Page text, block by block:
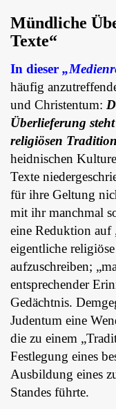
Mündliche
Texte“
In dieser
häufig
und Christentum:
Überlieferung
religiösen
heidnischen
Texte
für ihre Geltung
mit ihr manchmal
eine Reduktion auf
eigentliche
aufzuschreiben;
entsprechender
Gedächtnis.
Judentum eine
die zu einem
Festlegung eines
Ausbildung eines
Standes führte.